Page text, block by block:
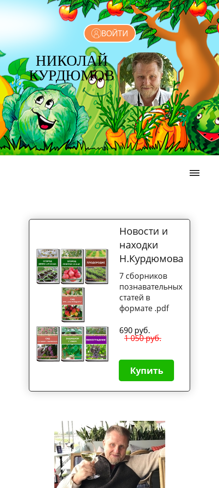
ВОЙТИ
НИКОЛАЙ
КУРДЮМОВ
Новости и
находки
Н.Курдюмова
7 сборников
познавательных
статей в
формате .pdf
690 руб.
1 050 руб.
Купить